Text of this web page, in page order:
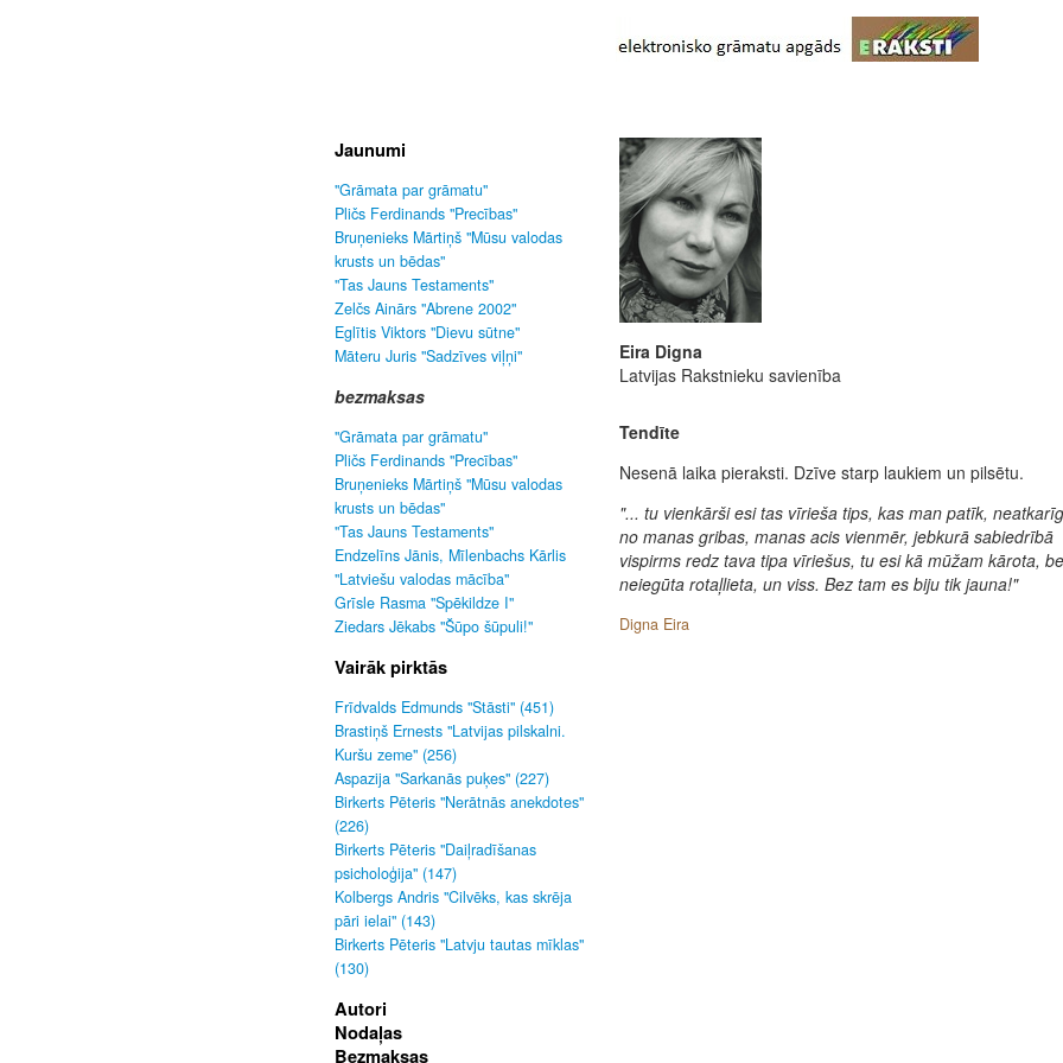
Jaunumi
"Grāmata par grāmatu"
Pličs Ferdinands "Precības"
Bruņenieks Mārtiņš "Mūsu valodas
krusts un bēdas"
"Tas Jauns Testaments"
Zelčs Ainārs "Abrene 2002"
Eglītis Viktors "Dievu sūtne"
Māteru Juris "Sadzīves viļņi"
bezmaksas
"Grāmata par grāmatu"
Pličs Ferdinands "Precības"
Bruņenieks Mārtiņš "Mūsu valodas
krusts un bēdas"
"Tas Jauns Testaments"
Endzelīns Jānis, Mīlenbachs Kārlis
"Latviešu valodas mācība"
Grīsle Rasma "Spēkildze I"
Ziedars Jēkabs "Šūpo šūpuli!"
Vairāk pirktās
Frīdvalds Edmunds "Stāsti" (451)
Brastiņš Ernests "Latvijas pilskalni.
Kuršu zeme" (256)
Aspazija "Sarkanās puķes" (227)
Birkerts Pēteris "Nerātnās anekdotes"
(226)
Birkerts Pēteris "Daiļradīšanas
psicholoģija" (147)
Kolbergs Andris "Cilvēks, kas skrēja
pāri ielai" (143)
Birkerts Pēteris "Latvju tautas mīklas"
(130)
Autori
Nodaļas
Bezmaksas
Eira Digna
Latvijas Rakstnieku savienība
Tendīte
Nesenā laika pieraksti. Dzīve starp laukiem un pilsētu.
"... tu vienkārši esi tas vīrieša tips, kas man patīk,
no manas gribas, manas acis vienmēr, jebkurā sabiedrībā
vispirms redz tava tipa vīriešus, tu esi kā mūžam kārota,
neiegūta rotaļlieta, un viss. Bez tam es biju tik jauna!"
Digna Eira